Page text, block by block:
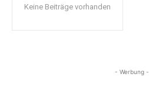
Keine Beiträge vorhanden
- Werbung -